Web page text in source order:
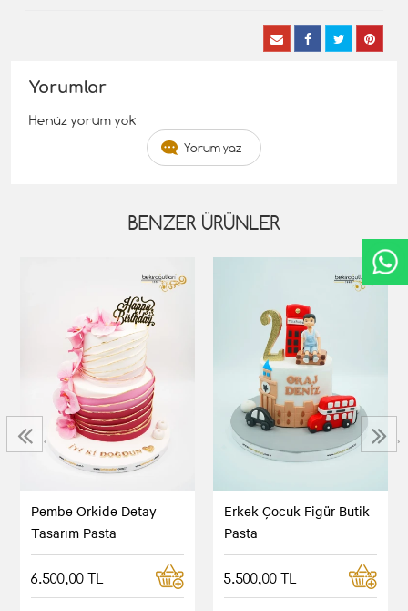
Yorumlar
Henüz yorum yok
Yorum yaz
BENZER ÜRÜNLER
Pembe Orkide Detay
Tasarım Pasta
6.500,00 TL
Erkek Çocuk Figür Butik
Pasta
5.500,00 TL
‹ ›